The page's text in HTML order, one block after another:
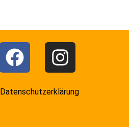
Datenschutzerklärung